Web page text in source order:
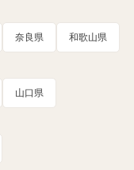
奈良県 和歌山県
山口県